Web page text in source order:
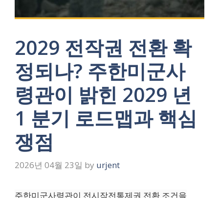
2029 전작권 전환 확
정되나? 주한미군사
령관이 밝힌 2029 년
1 분기 로드맵과 핵심
쟁점
2026년 04월 23일 by urjent
주한미군사령관이 전시작전통제권 전환 조건을